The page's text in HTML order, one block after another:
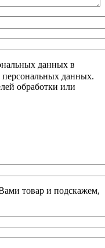
данных в
персональных данных.
обработки или
товар и подскажем,